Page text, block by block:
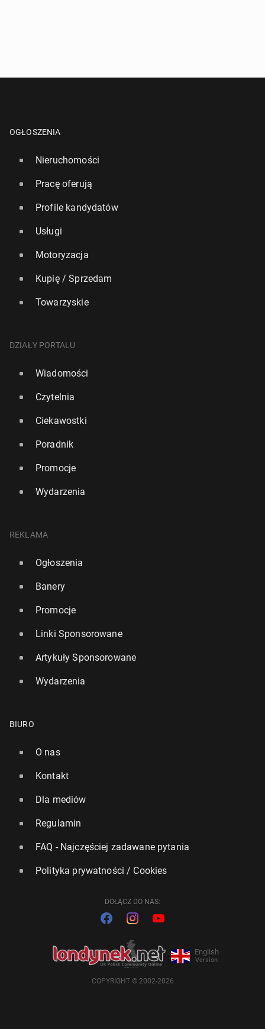
OGŁOSZENIA
Nieruchomości
Pracę oferują
Profile kandydatów
Usługi
Motoryzacja
Kupię / Sprzedam
Towarzyskie
DZIAŁY PORTALU
Wiadomości
Czytelnia
Ciekawostki
Poradnik
Promocje
Wydarzenia
REKLAMA
Ogłoszenia
Banery
Promocje
Linki Sponsorowane
Artykuły Sponsorowane
Wydarzenia
BIURO
O nas
Kontakt
Dla mediów
Regulamin
FAQ - Najczęściej zadawane pytania
Polityka prywatności / Cookies
DOŁĄCZ DO NAS:
English
Version
COPYRIGHT © 2002-2026